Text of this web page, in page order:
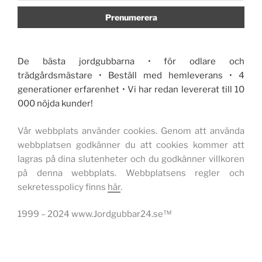
De bästa jordgubbarna • för odlare och
trädgårdsmästare • Beställ med hemleverans • 4
generationer erfarenhet • Vi har redan levererat till 10
000 nöjda kunder!
Vår webbplats använder cookies. Genom att använda
webbplatsen godkänner du att cookies kommer att
lagras på dina slutenheter och du godkänner villkoren
på denna webbplats. Webbplatsens regler och
sekretesspolicy finns här.
1999 – 2024 www.Jordgubbar24.se™